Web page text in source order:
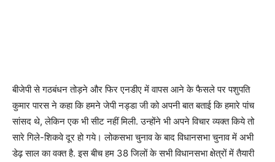
बीजेपी से गठबंधन तोड़ने और फिर एनडीए में वापस आने के फैसले पर पशुपति
कुमार पारस ने कहा कि हमने जेपी नड्डा जी को अपनी बात बताई कि हमारे पांच
सांसद थे, लेकिन एक भी सीट नहीं मिली. उन्होंने भी अपने विचार व्यक्त किये तो
सारे गिले-शिकवे दूर हो गये। लोकसभा चुनाव के बाद विधानसभा चुनाव में अभी
डेढ़ साल का वक्त है. इस बीच हम 38 जिलों के सभी विधानसभा क्षेत्रों में तैयारी